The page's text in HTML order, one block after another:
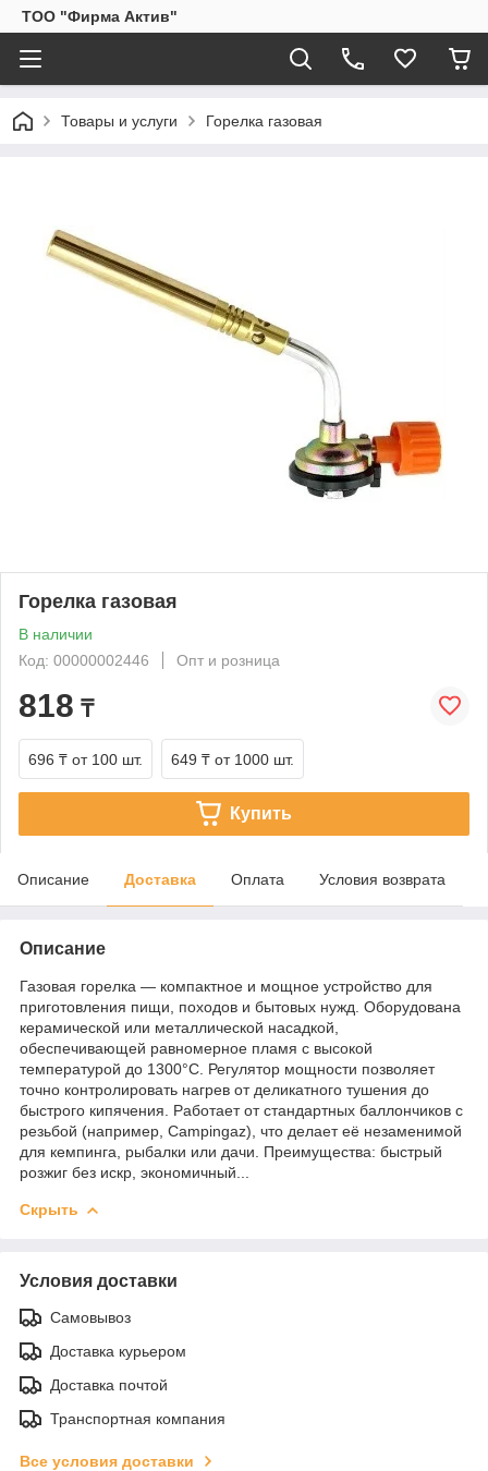
ТОО "Фирма Актив"
Товары и услуги Горелка газовая
Горелка газовая
В наличии
Код: 00000002446
Опт и розница
818 ₸
696 ₸ от 100 шт. 649 ₸ от 1000 шт.
Купить
Описание Доставка Оплата Условия возврата
Описание
Газовая горелка — компактное и мощное устройство для
приготовления пищи, походов и бытовых нужд. Оборудована
керамической или металлической насадкой,
обеспечивающей равномерное пламя с высокой
температурой до 1300°C. Регулятор мощности позволяет
точно контролировать нагрев от деликатного тушения до
быстрого кипячения. Работает от стандартных баллончиков с
резьбой (например, Campingaz), что делает её незаменимой
для кемпинга, рыбалки или дачи. Преимущества: быстрый
розжиг без искр, экономичный...
Скрыть
Условия доставки
Самовывоз
Доставка курьером
Доставка почтой
Транспортная компания
Все условия доставки